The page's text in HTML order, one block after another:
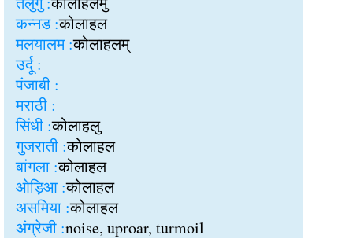
कन्नड :कोलाहल
मलयालम :कोलाहलम्
उर्दू :
पंजाबी :
मराठी :
सिंधी :कोलाहलु
गुजराती :कोलाहल
बांगला :कोलाहल
ओड़िआ :कोलाहल
असमिया :कोलाहल
अंग्रेजी :noise, uproar, turmoil